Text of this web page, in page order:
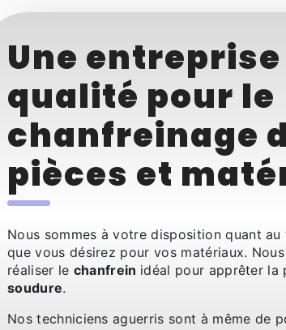
Une entreprise
qualité pour le
chanfreinage
pièces et
Nous sommes à votre disposition quant au
que vous désirez pour vos matériaux.
réaliser le chanfrein idéal pour apprêter la
soudure.
Nos techniciens aguerris sont à même de